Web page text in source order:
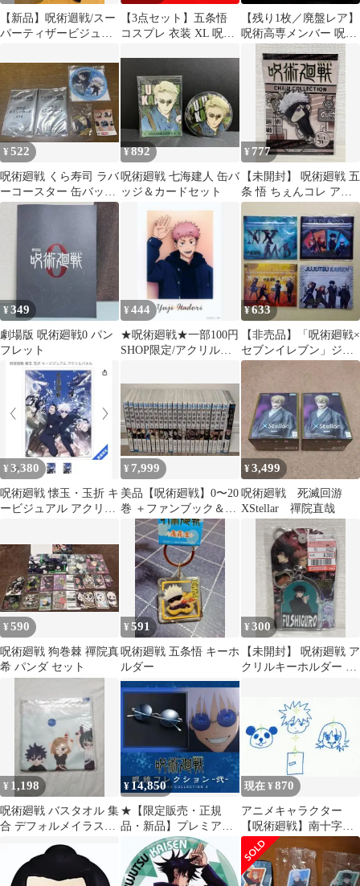
【新品】呪術迴戦/スー
パーティザービジュア
イズ 死滅回遊編
【3点セット】五条悟
コスプレ 衣装 XL 呪術
【残り1枚／廃盤レア】
呪術高専メンバー 呪術
廻戦 Tシャツ
¥522
呪術廻戦 くら寿司 ラバ
ーコースター 缶バッジ
コラボメニューカード
¥892
呪術廻戦 七海建人 缶バ
ッジ＆カードセット
¥ 777
【未開封】 呪術廻戦 五
条 悟 ちぇんコレ アク
リルキーホルダー スト
ラップ
¥349
劇場版 呪術廻戦0 パン
フレット
¥444
★呪術廻戦★一部100円
SHOP限定/アクリルカ
¥633
【非売品】「呪術廻戦×
セブンイレブン」ジッ
パーバッグ 全4種セッ
¥ 3,380
呪術廻戦 懐玉・玉折 キ
ービジュアル アクリル
¥ 7,999
美品【呪術廻戦】0〜20
巻 ＋ファンブック＆映
画来場者特典
¥3,499
呪術廻戦 死滅回游
XStellar 禪院直哉
¥590
呪術廻戦 狗巻棘 禪院真
希 パンダ セット
¥591
呪術廻戦 五条悟 キーホ
ルダー
¥300
【未開封】 呪術廻戦 ア
クリルキーホルダー ア
¥ 1,198
呪術廻戦 バスタオル 集
合 デフォルメイラスト
¥ 14,850
★【限定販売・正規
品・新品】プレミアム
バンダイ 呪術廻戦
弐 五条悟 サングラス
現在 ¥870
アニメキャラクター
【呪術廻戦】南十字星
手描き ファンアート